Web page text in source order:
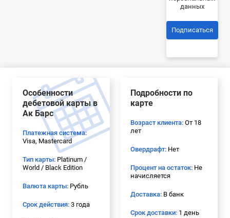
данных
Подписаться
Особенности
дебетовой карты в
Ак Барс
Платежная система:
Visa, Mastercard
Тип карты: Platinum /
World / Black Edition
Валюта карты: Рубль
Срок действия: 3 года
Подробности по
карте
Возраст клиента: От 18
лет
Овердрафт: Нет
Процент на остаток: Не
начисляется
Доставка: В банк
Срок доставки: 1 день